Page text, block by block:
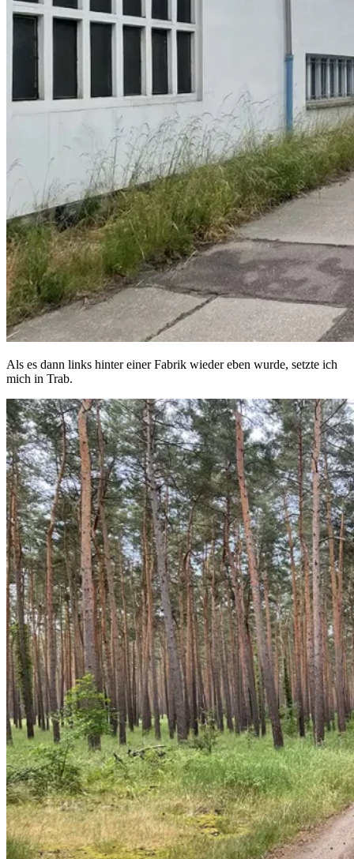
Als es dann links hinter einer Fabrik wieder eben wurde, setzte ich
mich in Trab.